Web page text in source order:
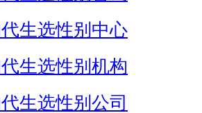
生选性别中心
生选性别机构
生选性别公司